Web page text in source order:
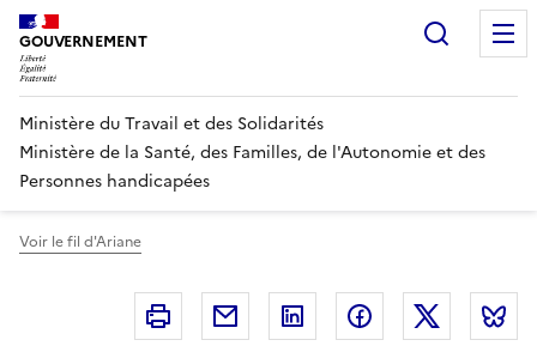
Panneau de gestion des cookies
GOUVERNEMENT
Ministère du Travail et des Solidarités
Ministère de la Santé, des Familles, de l'Autonomie et des
Personnes handicapées
Voir le fil d'Ariane
Imprimer Courriel Linkedin FacebookTwitter